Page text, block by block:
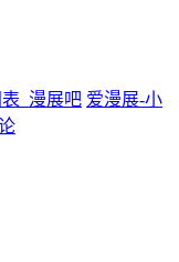
_漫展吧 爱漫展-小